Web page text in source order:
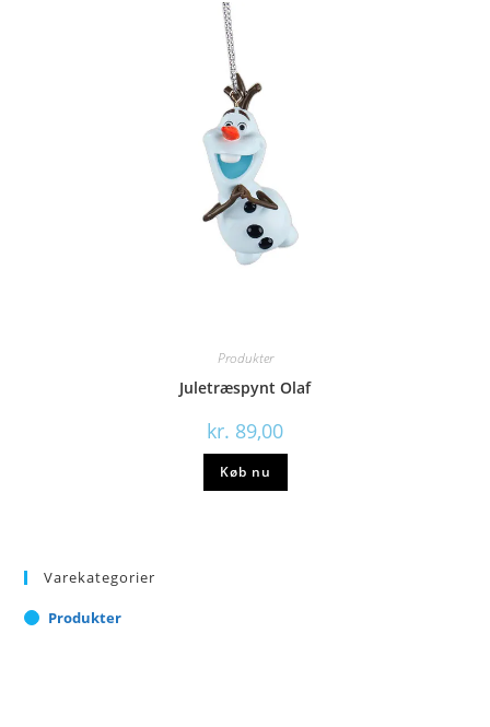
Produkter
Juletræspynt Olaf
kr. 89,00
Køb nu
Varekategorier
Produkter